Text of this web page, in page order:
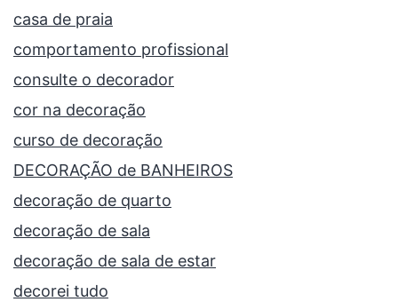
casa de praia
comportamento profissional
consulte o decorador
cor na decoração
curso de decoração
DECORAÇÃO de BANHEIROS
decoração de quarto
decoração de sala
decoração de sala de estar
decorei tudo